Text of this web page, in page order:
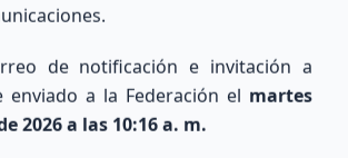
Buscar
de notificación e invitación a
enviado a la Federación el martes
2026 a las 10:16 a. m.